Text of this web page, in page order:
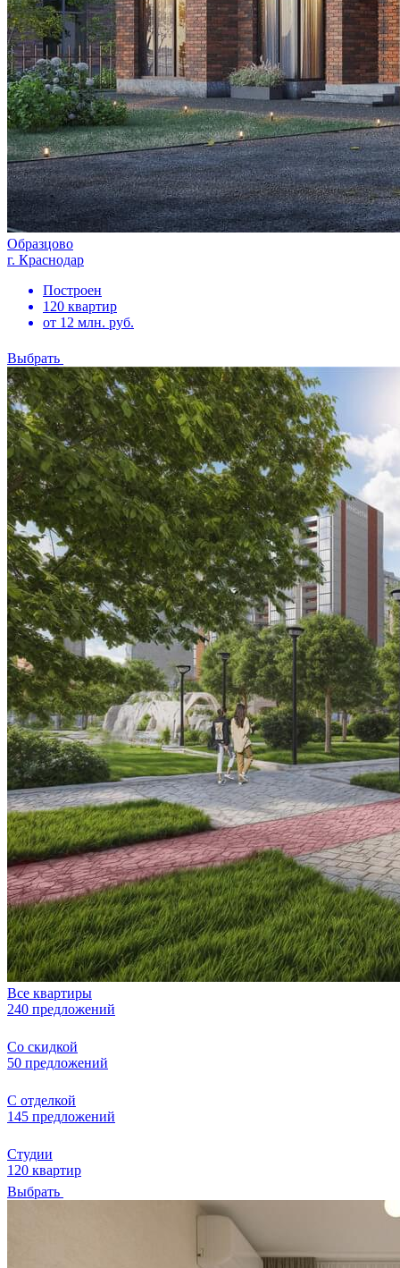
Образцово
г. Краснодар
Построен
120 квартир
от 12 млн. руб.
Выбрать
Все квартиры
240 предложений
Со скидкой
50 предложений
С отделкой
145 предложений
Студии
120 квартир
Выбрать